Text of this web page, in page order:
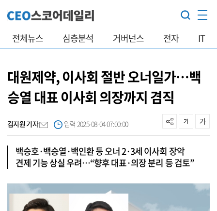
전체뉴스 심층분석 거버넌스 전자 IT
대원제약, 이사회 절반 오너일가…백
승열 대표 이사회 의장까지 겸직
김지원 기자 입력 2025-08-04 07:00:00
백승호·백승열·백인환 등 오너 2·3세 이사회 장악
견제 기능 상실 우려…“향후 대표·의장 분리 등 검토”